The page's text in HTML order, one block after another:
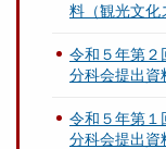
料（観光文化
令和５年第
分科会提出資
令和５年第
分科会提出資